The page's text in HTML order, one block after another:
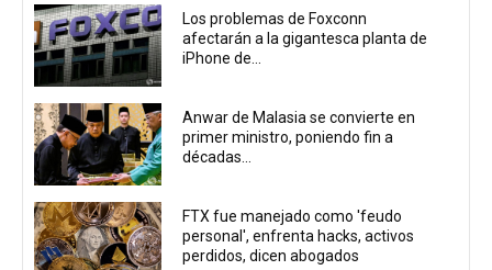
Los problemas de Foxconn
afectarán a la gigantesca planta de
iPhone de...
Anwar de Malasia se convierte en
primer ministro, poniendo fin a
décadas...
FTX fue manejado como 'feudo
personal', enfrenta hacks, activos
perdidos, dicen abogados